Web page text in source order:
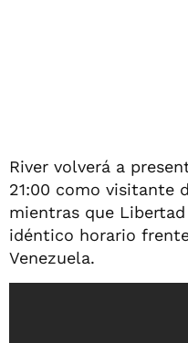
River volverá a
21:00 como visitante
mientras que
idéntico horario
Venezuela.